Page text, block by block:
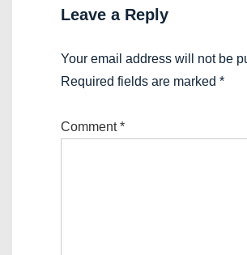
Leave a Reply
Your email address will not be
Required fields are marked *
Comment*